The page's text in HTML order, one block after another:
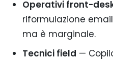
Operativi front-
riformulazione
ma è marginale.
Tecnici field —